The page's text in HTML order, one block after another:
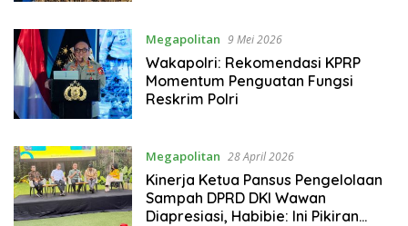
Megapolitan 9 Mei 2026
Wakapolri: Rekomendasi KPRP
Momentum Penguatan Fungsi
Reskrim Polri
Megapolitan 28 April 2026
Kinerja Ketua Pansus Pengelolaan
Sampah DPRD DKI Wawan
Diapresiasi, Habibie: Ini Pikiran